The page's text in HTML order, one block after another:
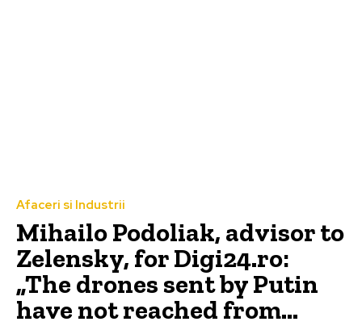
Afaceri si Industrii
Mihailo Podoliak, advisor to
Zelensky, for Digi24.ro:
„The drones sent by Putin
have not reached from…